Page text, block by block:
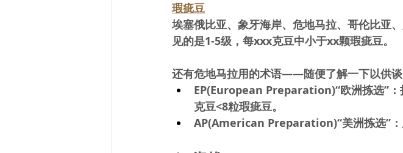
瑕疵豆
埃塞俄比亚、象牙海岸、危地马拉、哥伦比亚
见的是1-5级，每xxx克豆中小于xx颗瑕疵豆。
还有危地马拉用的术语——随便了解一下以供谈
EP(European Preparation)“欧洲拣选”：
克豆<8粒瑕疵豆。
AP(American Preparation)“美洲拣选”：